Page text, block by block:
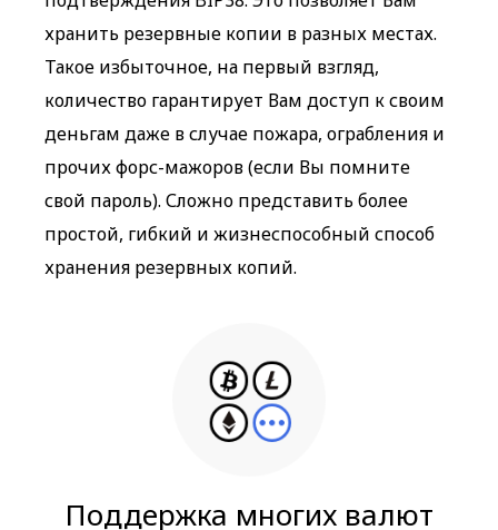
хранить резервные копии в разных местах.
Такое избыточное, на первый взгляд,
количество гарантирует Вам доступ к своим
деньгам даже в случае пожара, ограбления и
прочих форс-мажоров (если Вы помните
свой пароль). Сложно представить более
простой, гибкий и жизнеспособный способ
хранения резервных копий.
Поддержка многих валют